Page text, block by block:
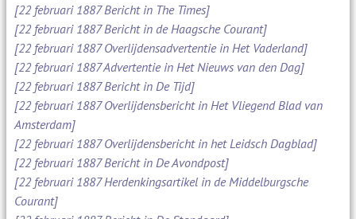
[22 februari 1887 Bericht in The Times]
[22 februari 1887 Bericht in de Haagsche Courant]
[22 februari 1887 Overlijdensadvertentie in Het Vaderland]
[22 februari 1887 Advertentie in Het Nieuws van den Dag]
[22 februari 1887 Bericht in De Tijd]
[22 februari 1887 Overlijdensbericht in Het Vliegend Blad van
Amsterdam]
[22 februari 1887 Overlijdensbericht in het Leidsch Dagblad]
[22 februari 1887 Bericht in De Avondpost]
[22 februari 1887 Herdenkingsartikel in de Middelburgsche
Courant]